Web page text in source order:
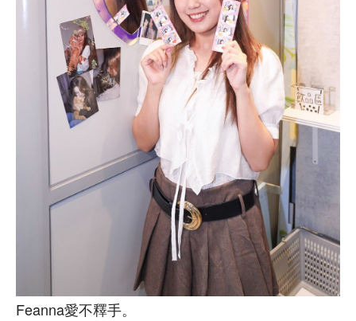
Feanna愛不釋手。